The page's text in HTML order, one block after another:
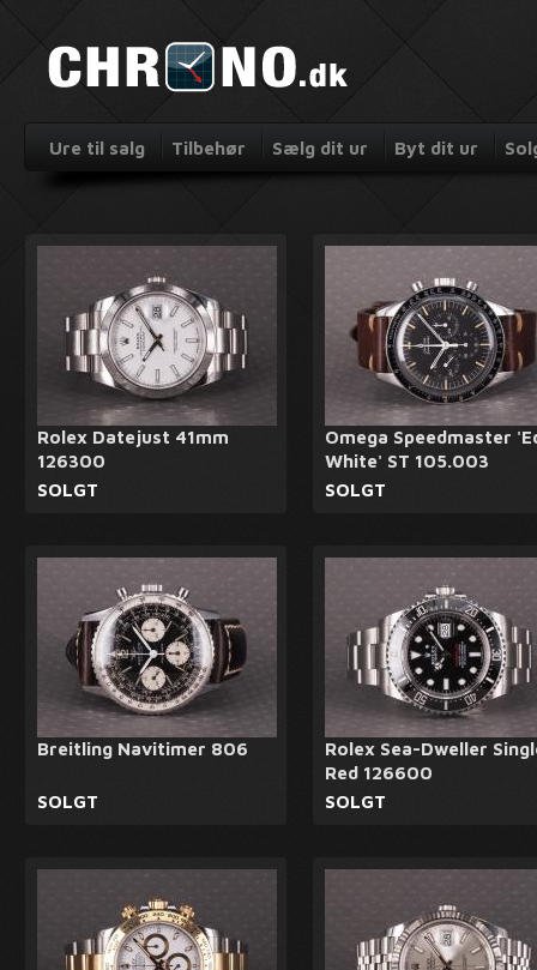
Ure til salg Tilbehør Sælg dit ur Byt dit ur
Rolex Datejust 41mm
126300
SOLGT
Omega Speedmaster
White' ST 105.003
SOLGT
Breitling Navitimer 806
SOLGT
Rolex Sea-Dweller
Red 126600
SOLGT